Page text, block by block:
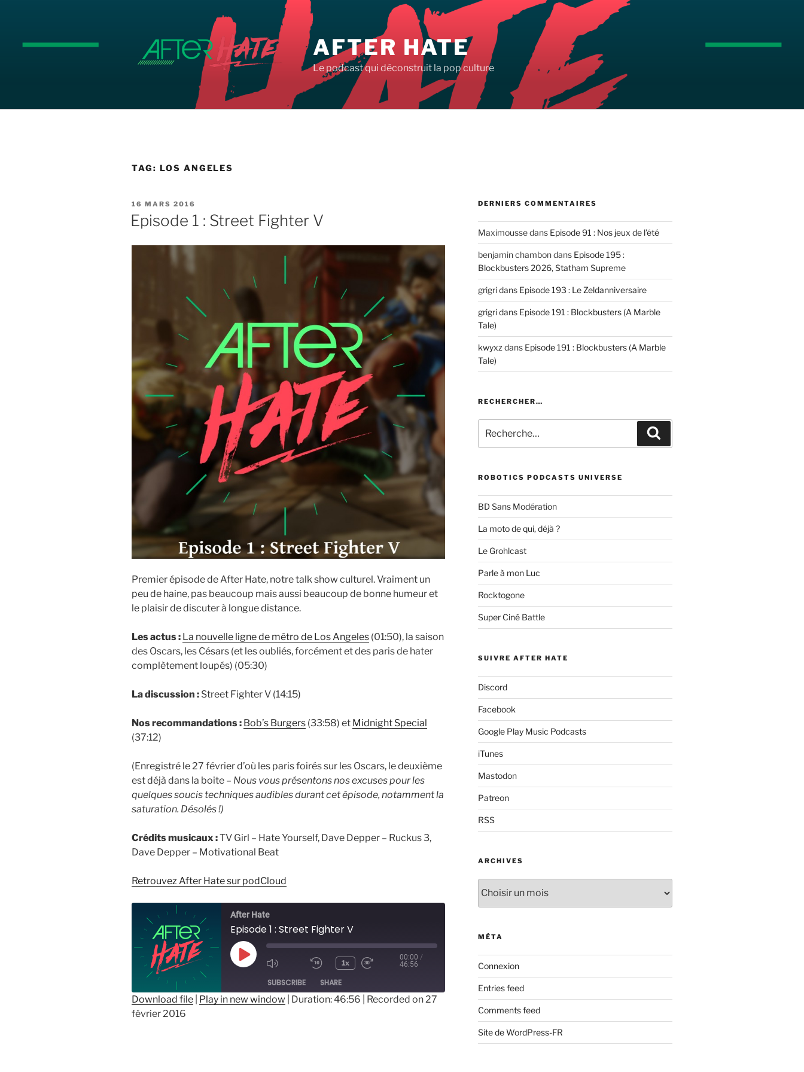
principal
AFTER HATE
Le podcast qui déconstruit la pop culture
TAG: LOS ANGELES
PUBLIÉ
LE
16 MARS 2016
Episode 1 : Street Fighter V
Premier épisode de After Hate, notre talk show culturel. Vraiment un
peu de haine, pas beaucoup mais aussi beaucoup de bonne humeur et
le plaisir de discuter à longue distance.
Les actus : La nouvelle ligne de métro de Los Angeles (01:50), la saison
des Oscars, les Césars (et les oubliés, forcément et des paris de hater
complètement loupés) (05:30)
La discussion : Street Fighter V (14:15)
Nos recommandations : Bob’s Burgers (33:58) et Midnight Special
(37:12)
(Enregistré le 27 février d’où les paris foirés sur les Oscars, le deuxième
est déjà dans la boite – Nous vous présentons nos excuses pour les
quelques soucis techniques audibles durant cet épisode, notamment la
saturation. Désolés !)
Crédits musicaux :TV Girl – Hate Yourself, Dave Depper – Ruckus 3,
Dave Depper – Motivational Beat
Retrouvez After Hate sur podCloud
After Hate
Episode 1 : Street Fighter V
Play
1x
00:00 /
46:56
SUBSCRIBE SHARE
SHARE
Download file Play in new window Duration: 46:56
Recorded on 27
février 2016
DERNIERS COMMENTAIRES
Maximoussedans Episode 91 : Nos jeux de l’été
benjamin chambondans Episode 195 :
Blockbusters 2026, Statham Supreme
grigridans Episode 193 : Le Zeldanniversaire
grigridans Episode 191 : Blockbusters (A Marble
Tale)
kwyxz dans Episode 191 : Blockbusters (A Marble
Tale)
RECHERCHER…
pour
:
ROBOTICS PODCASTS UNIVERSE
BD Sans Modération
La moto de qui, déjà ?
Le Grohlcast
Parle à mon Luc
Rocktogone
Super Ciné Battle
SUIVRE AFTER HATE
Discord
Facebook
Google Play Music Podcasts
iTunes
Mastodon
Patreon
RSS
ARCHIVES
MÉTA
Connexion
Entries feed
Comments feed
Site de WordPress-FR